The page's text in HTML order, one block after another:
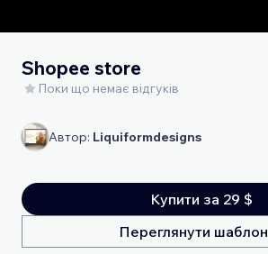
Shopee store
Поки що немає відгуків
Автор: Liquiformdesigns
Купити за 29 $
Переглянути шаблон